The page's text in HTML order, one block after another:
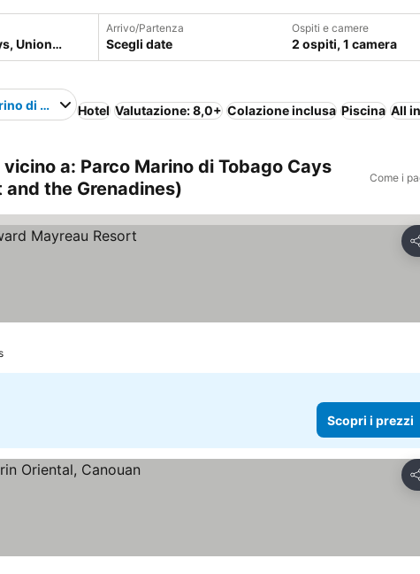
Arrivo/Partenza
Scegli date
Ospiti e camere
2 ospiti, 1 camera
di Tobago Cays
Hotel Valutazione: 8,0+ Colazione inclusa Piscina All
a: Parco Marino di Tobago Cays
the Grenadines)
Come i
Scopri i prezzi